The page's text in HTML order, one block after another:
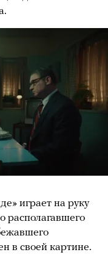
играет на руку
располагавшего
в своей картине.